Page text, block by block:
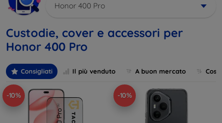
Honor 400 Pro
Custodie, cover e accessori per
Honor 400 Pro
Consigliati Il più venduto A buon mercato
-10% -10%